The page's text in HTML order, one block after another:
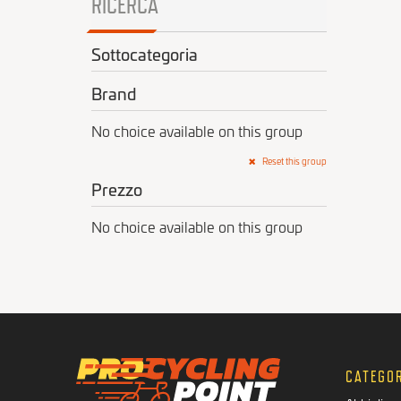
Sottocategoria
Brand
No choice available on this group
Reset this group
Prezzo
No choice available on this group